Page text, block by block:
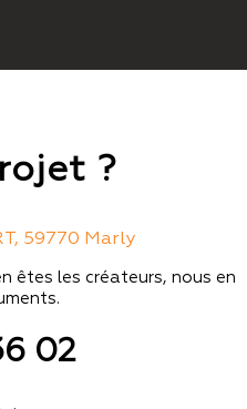
?
59770 Marly
êtes les créateurs, nous en
02